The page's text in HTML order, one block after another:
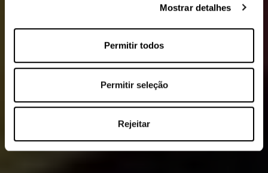
Mostrar detalhes
Permitir todos
Permitir seleção
Rejeitar